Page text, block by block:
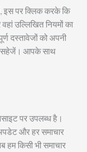
इस पर क्लिक करके कि
उल्लिखित नियमों का
दस्तावेजों को अपनी
सहेजें। आपके साथ
पर उपलब्ध है।
और हर समाचार
हम किसी भी समाचार